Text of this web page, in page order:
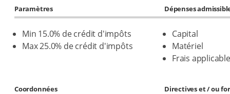
Paramètres Dépenses
Min 15.0% de crédit d'impôts
Max 25.0% de crédit d'impôts
Capital
Matériel
Frais
Coordonnées Directives et / ou